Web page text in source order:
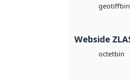
geotiffbin
Webside
octetbin